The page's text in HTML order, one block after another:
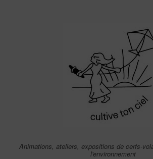
Animations, ateliers, expositions de cerfs-
l'environnement